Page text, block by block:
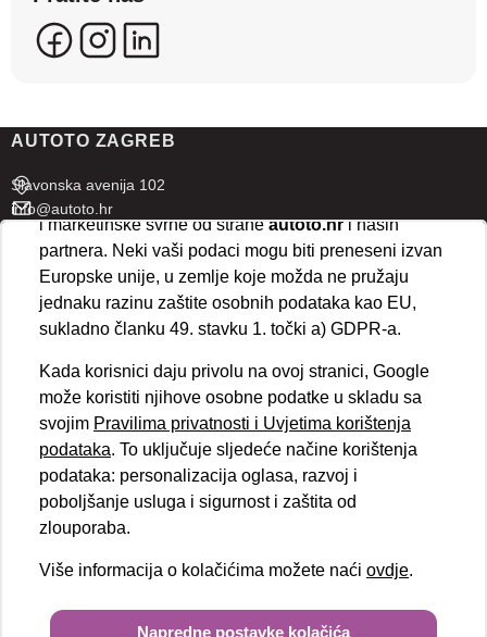
AUTOTO ZAGREB
Slavonska avenija 102
info@autoto.hr
Pon - Pet 07:30-18:00
Sub 08:00-13:00
AUTOTO SPLIT
info@autoto.hr
Pon - Pet 08:00-17:00
Sub 08:00-13:00
BRZI LINKOVI
Novosti
Politika privatnosti
VELEPRODAJA
više uređaja i web lokacija. Naši partneri također
koriste ove tehnologije.
ispravno funkcioniranje stranice. Odabirom
kolačića na vaš uređaj i njihovu obradu za analitičke
i marketinške svrhe od straneautoto.hri naših
partnera. Neki vaši podaci mogu biti preneseni izvan
Europske unije, u zemlje koje možda ne pružaju
jednaku razinu zaštite osobnih podataka kao EU,
sukladno članku 49. stavku 1. točki a) GDPR-a.
Kada korisnici daju privolu na ovoj stranici, Google
može koristiti njihove osobne podatke u skladu sa
svojim Pravilima privatnosti i Uvjetima korištenja
podataka. To uključuje sljedeće načine korištenja
podataka: personalizacija oglasa, razvoj i
poboljšanje usluga i sigurnost i zaštita od
zlouporaba.
Više informacija o kolačićima možete naći ovdje.
Napredne postavke kolačića